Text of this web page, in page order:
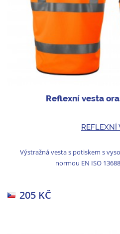
Reflexní vesta
REFLEXNÍ
Výstražná vesta s potiskem s
normou EN ISO
205 KČ